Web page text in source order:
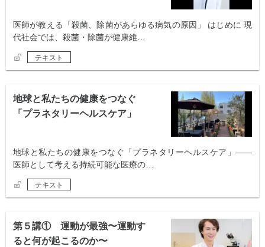
医師が教える「殺菌、除菌があらゆる病気の原因」 はじめに 現
代社会では、殺菌・除菌が健康維…
テキスト
地球と私たちの健康をつなぐ
「プラネタリーヘルスケア」
地球と私たちの健康をつなぐ「プラネタリーヘルスケア」——
医師として考える持続可能な医療の…
テキスト
第５講① 運動が最強〜運動す
ると何が起こるのか〜